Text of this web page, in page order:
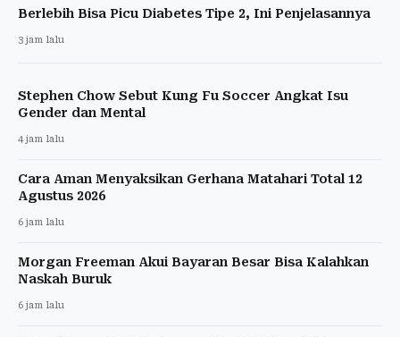
Berlebih Bisa Picu Diabetes Tipe 2, Ini Penjelasannya
3 jam lalu
Stephen Chow Sebut Kung Fu Soccer Angkat Isu
Gender dan Mental
4 jam lalu
Cara Aman Menyaksikan Gerhana Matahari Total 12
Agustus 2026
6 jam lalu
Morgan Freeman Akui Bayaran Besar Bisa Kalahkan
Naskah Buruk
6 jam lalu